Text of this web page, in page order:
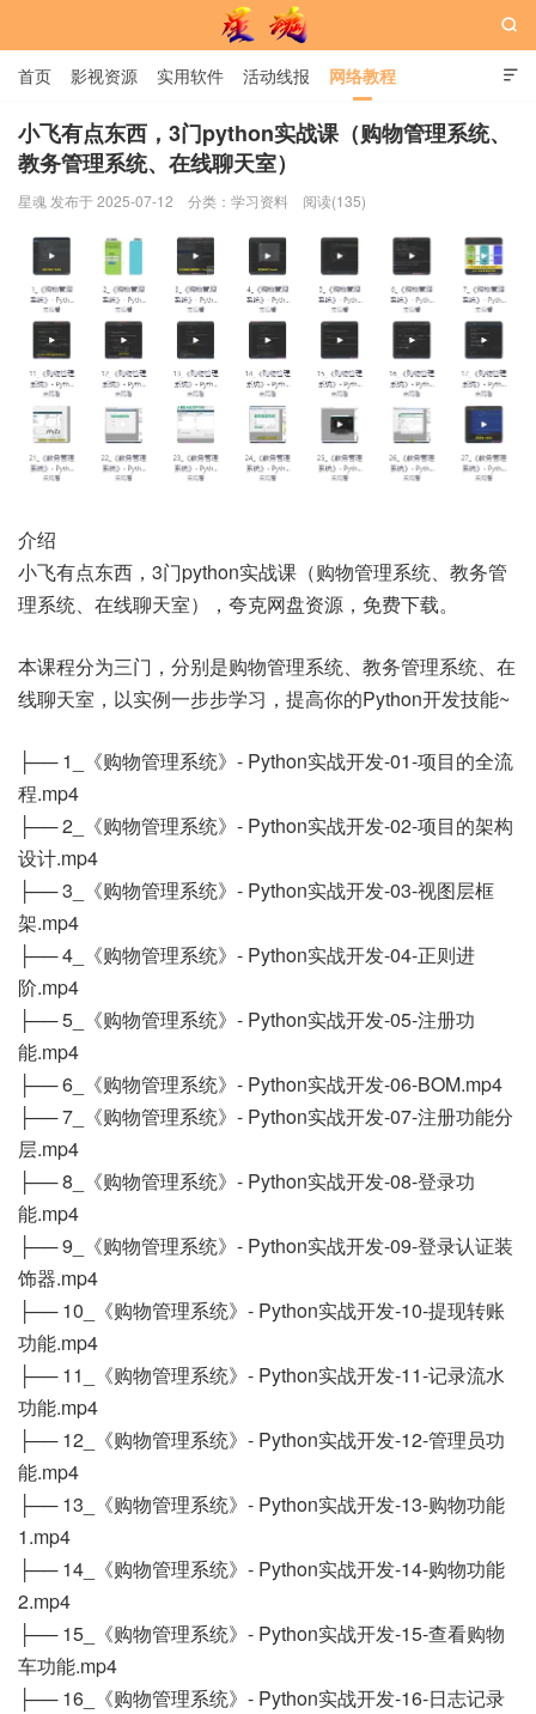
星魂网

首页 影视资源 实用软件 活动线报 网络教程
用户中心 书籍 娱乐

小飞有点东西，3门python实战课（购物管理系统、
教务管理系统、在线聊天室）
星魂 发布于 2025-07-12 分类： 学习资料 阅读(135)
介绍
小飞有点东西，3门python实战课（购物管理系统、教务管
理系统、在线聊天室），夸克网盘资源，免费下载。
本课程分为三门，分别是购物管理系统、教务管理系统、在
线聊天室，以实例一步步学习，提高你的Python开发技能~
├── 1_《购物管理系统》- Python实战开发-01-项目的全流
程.mp4
├── 2_《购物管理系统》- Python实战开发-02-项目的架构
设计.mp4
├── 3_《购物管理系统》- Python实战开发-03-视图层框
架.mp4
├── 4_《购物管理系统》- Python实战开发-04-正则进
阶.mp4
├── 5_《购物管理系统》- Python实战开发-05-注册功
能.mp4
├── 6_《购物管理系统》- Python实战开发-06-BOM.mp4
├── 7_《购物管理系统》- Python实战开发-07-注册功能分
层.mp4
├── 8_《购物管理系统》- Python实战开发-08-登录功
能.mp4
├── 9_《购物管理系统》- Python实战开发-09-登录认证装
饰器.mp4
├── 10_《购物管理系统》- Python实战开发-10-提现转账
功能.mp4
├── 11_《购物管理系统》- Python实战开发-11-记录流水
功能.mp4
├── 12_《购物管理系统》- Python实战开发-12-管理员功
能.mp4
├── 13_《购物管理系统》- Python实战开发-13-购物功能
1.mp4
├── 14_《购物管理系统》- Python实战开发-14-购物功能
2.mp4
├── 15_《购物管理系统》- Python实战开发-15-查看购物
车功能.mp4
├── 16_《购物管理系统》- Python实战开发-16-日志记录